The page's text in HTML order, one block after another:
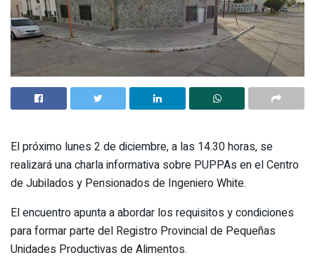
El próximo lunes 2 de diciembre, a las 14.30 horas, se
realizará una charla informativa sobre PUPPAs en el Centro
de Jubilados y Pensionados de Ingeniero White.
El encuentro apunta a abordar los requisitos y condiciones
para formar parte del Registro Provincial de Pequeñas
Unidades Productivas de Alimentos.